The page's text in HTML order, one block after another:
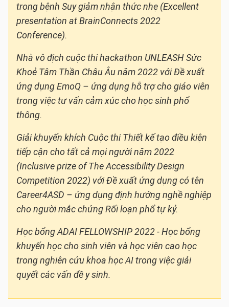
trong bệnh Suy giảm nhận thức nhẹ (Excellent
presentation at BrainConnects 2022
Conference).
Nhà vô địch cuộc thi hackathon UNLEASH Sức
Khoẻ Tâm Thần Châu Âu năm 2022 với Đề xuất
ứng dụng EmoQ – ứng dụng hỗ trợ cho giáo viên
trong việc tư vấn cảm xúc cho học sinh phổ
thông.
Giải khuyến khích Cuộc thi Thiết kế tạo điều kiện
tiếp cận cho tất cả mọi người năm 2022
(Inclusive prize of The Accessibility Design
Competition 2022) với Đề xuất ứng dụng có tên
Career4ASD – ứng dụng định hướng nghề nghiệp
cho người mắc chứng Rối loạn phổ tự kỷ.
Học bổng ADAI FELLOWSHIP 2022 - Học bổng
khuyến học cho sinh viên và học viên cao học
trong nghiên cứu khoa học AI trong việc giải
quyết các vấn đề y sinh.